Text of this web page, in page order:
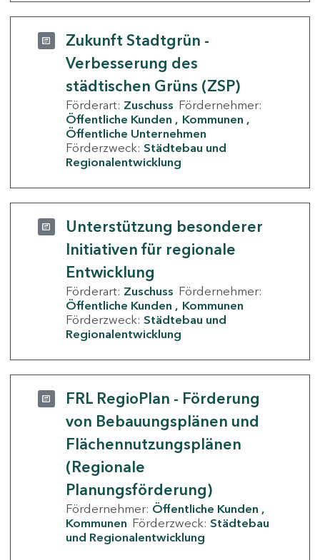
Zukunft Stadtgrün -
Verbesserung des
städtischen Grüns (ZSP)
Förderart: Zuschuss Fördernehmer:
Öffentliche Kunden
Kommunen
Öffentliche Unternehmen
Förderzweck: Städtebau und
Regionalentwicklung
Unterstützung besonderer
Initiativen für regionale
Entwicklung
Förderart: Zuschuss Fördernehmer:
Öffentliche Kunden
Kommunen
Förderzweck: Städtebau und
Regionalentwicklung
FRL RegioPlan - Förderung
von Bebauungsplänen und
Flächennutzungsplänen
(Regionale
Planungsförderung)
Fördernehmer: Öffentliche Kunden
Kommunen Förderzweck: Städtebau
und Regionalentwicklung